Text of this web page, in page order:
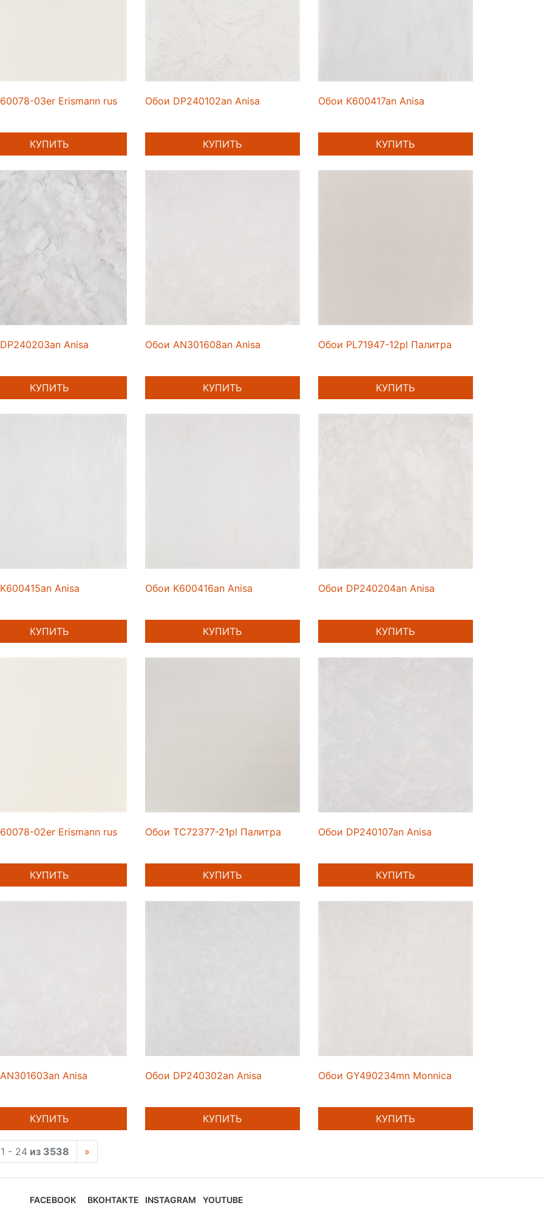
03er Erismann rus
КУПИТЬ
Обои DP240102an Anisa
КУПИТЬ
Обои K600417an Anisa
КУПИТЬ
Anisa
КУПИТЬ
Обои AN301608an Anisa
КУПИТЬ
Обои PL71947-12pl Палитра
КУПИТЬ
Anisa
КУПИТЬ
Обои K600416an Anisa
КУПИТЬ
Обои DP240204an Anisa
КУПИТЬ
02er Erismann rus
КУПИТЬ
Обои TC72377-21pl Палитра
КУПИТЬ
Обои DP240107an Anisa
КУПИТЬ
Anisa
КУПИТЬ
Обои DP240302an Anisa
КУПИТЬ
Обои GY490234mn Monnica
КУПИТЬ
1 - 24 из 3538 »
FACEBOOK ВКОНТАКТЕ INSTAGRAM YOUTUBE